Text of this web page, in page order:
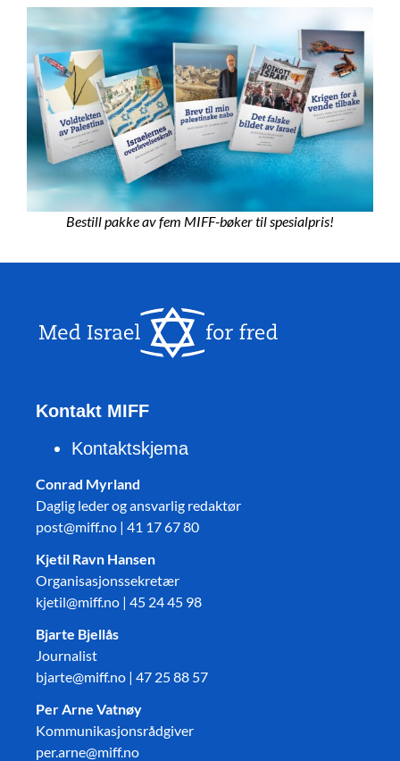
Bestill pakke av fem MIFF-bøker til spesialpris!
Kontakt MIFF
Kontaktskjema
Conrad Myrland
Daglig leder og ansvarlig redaktør
post@miff.no | 41 17 67 80
Kjetil Ravn Hansen
Organisasjonssekretær
kjetil@miff.no | 45 24 45 98
Bjarte Bjellås
Journalist
bjarte@miff.no | 47 25 88 57
Per Arne Vatnøy
Kommunikasjonsrådgiver
per.arne@miff.no